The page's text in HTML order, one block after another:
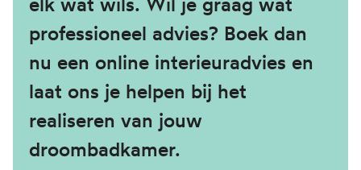
professioneel advies? Boek dan
nu een online interieuradvies en
laat ons je helpen bij het
realiseren van jouw
droombadkamer.